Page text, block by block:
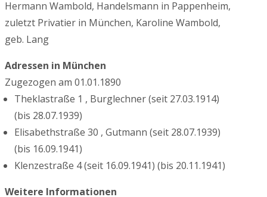
Hermann Wambold, Handelsmann in Pappenheim,
zuletzt Privatier in München, Karoline Wambold,
geb. Lang
Adressen in München
Zugezogen am 01.01.1890
Theklastraße 1 , Burglechner (seit 27.03.1914)
(bis 28.07.1939)
Elisabethstraße 30 , Gutmann (seit 28.07.1939)
(bis 16.09.1941)
Klenzestraße 4 (seit 16.09.1941) (bis 20.11.1941)
Weitere Informationen